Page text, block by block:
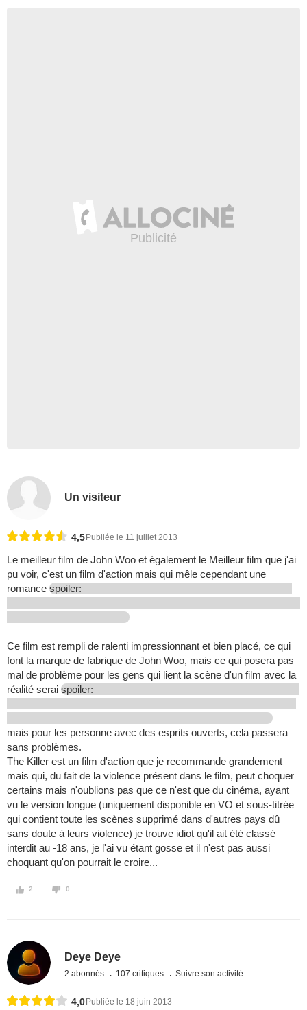
Un visiteur
4,5 Publiée le 11 juillet 2013
Le meilleur film de John Woo et également le Meilleur film que j'ai
pu voir, c'est un film d'action mais qui mêle cependant une
romance spoiler:
Ce film est rempli de ralenti impressionnant et bien placé, ce qui
font la marque de fabrique de John Woo, mais ce qui posera pas
mal de problème pour les gens qui lient la scène d'un film avec la
réalité serai spoiler:
mais pour les personne avec des esprits ouverts, cela passera
sans problèmes.
The Killer est un film d'action que je recommande grandement
mais qui, du fait de la violence présent dans le film, peut choquer
certains mais n'oublions pas que ce n'est que du cinéma, ayant
vu le version longue (uniquement disponible en VO et sous-titrée
qui contient toute les scènes supprimé dans d'autres pays dû
sans doute à leurs violence) je trouve idiot qu'il ait été classé
interdit au -18 ans, je l'ai vu étant gosse et il n'est pas aussi
choquant qu'on pourrait le croire...
2 0
Deye Deye
2 abonnés 107 critiques Suivre son activité
4,0 Publiée le 18 juin 2013